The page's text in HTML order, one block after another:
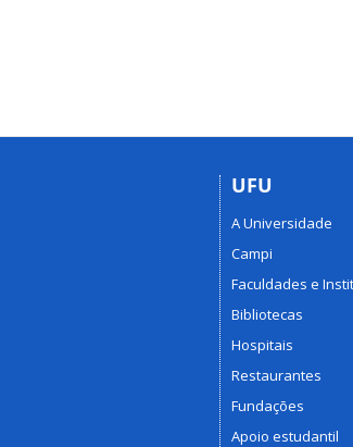
UFU
A Universidade
Campi
Faculdades e
Bibliotecas
Hospitais
Restaurantes
Fundações
Apoio estudantil